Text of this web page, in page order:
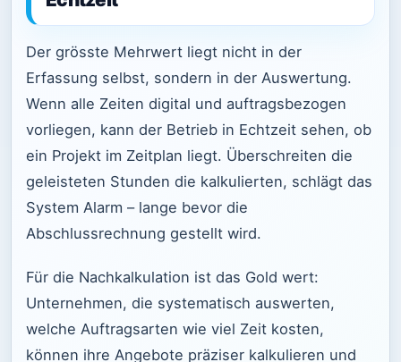
Der grösste Mehrwert liegt nicht in der
Erfassung selbst, sondern in der Auswertung.
Wenn alle Zeiten digital und auftragsbezogen
vorliegen, kann der Betrieb in Echtzeit sehen, ob
ein Projekt im Zeitplan liegt. Überschreiten die
geleisteten Stunden die kalkulierten, schlägt das
System Alarm – lange bevor die
Abschlussrechnung gestellt wird.
Für die Nachkalkulation ist das Gold wert:
Unternehmen, die systematisch auswerten,
welche Auftragsarten wie viel Zeit kosten,
können ihre Angebote präziser kalkulieren und